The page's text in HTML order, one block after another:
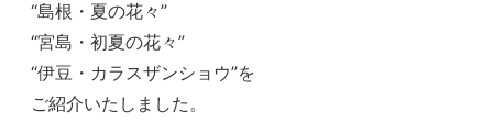
“島根・夏の花々”
“宮島・初夏の花々”
“伊豆・カラスザンショウ”を
ご紹介いたしました。